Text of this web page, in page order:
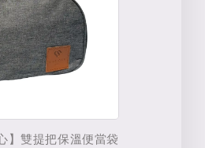
】雙提把保溫便當袋